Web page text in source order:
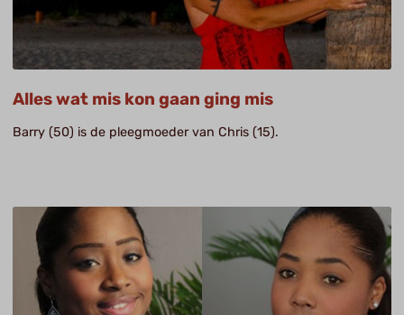
Alles wat mis kon gaan ging mis
Barry (50) is de pleegmoeder van Chris (15).